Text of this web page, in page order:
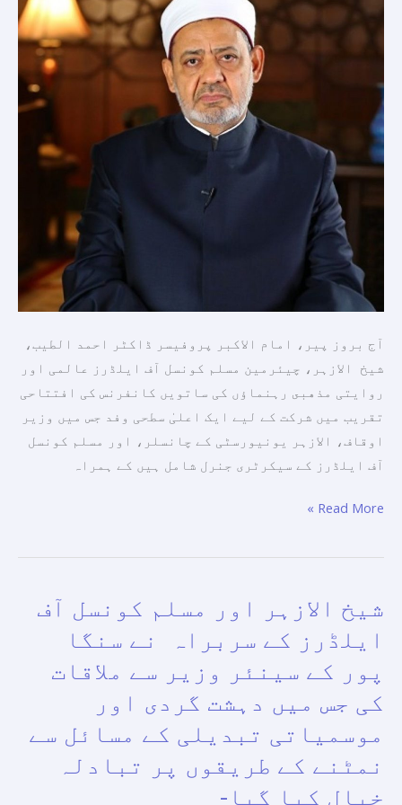
آج بروز پیر، امام الاکبر پروفیسر ڈاکٹر احمد الطیب،
شیخ الازہر، چیئرمین مسلم کونسل آف ایلڈرز عالمی اور
روایتی مذهبى رہنماؤں کی ساتویں کانفرنس کی افتتاحی
تقریب میں شرکت کے لیے ایک اعلیٰ سطحی وفد جس میں وزیر
اوقاف، الازہر یونیورسٹی کے چانسلر، اور مسلم کونسل
آف ایلڈرز کے سیکرٹری جنرل شامل ہیں کے ہمراہ
رہنماؤں
کی
میں
شرکت
کے
لئے
Read More »
شیخ الازہر اور مسلم کونسل آف
ایلڈرز کے سربراہ نے سنگا
پور کے سینئر وزیر سے ملاقات
کی جس میں دہشت گردی اور
موسمیاتی تبدیلی کے مسائل سے
نمٹنے کے طریقوں پر تبادلہ
خیال کیا گیا-
الازہر
اور
مسلم
کونسل
ایلڈرز
کے
سربراہ